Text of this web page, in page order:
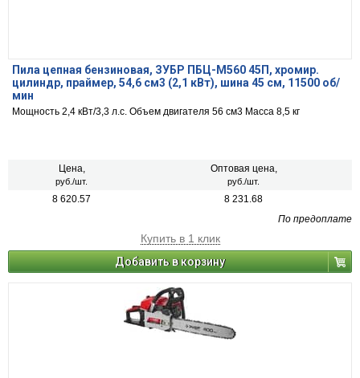
Пила цепная бензиновая, ЗУБР ПБЦ-М560 45П, хромир.
цилиндр, праймер, 54,6 см3 (2,1 кВт), шина 45 см, 11500 об/
мин
Мощность 2,4 кВт/3,3 л.с. Объем двигателя 56 см3 Масса 8,5 кг
Цена,
руб./шт.
Оптовая цена,
руб./шт.
8 620.57
8 231.68
По предоплате
Купить в 1 клик
Добавить в корзину